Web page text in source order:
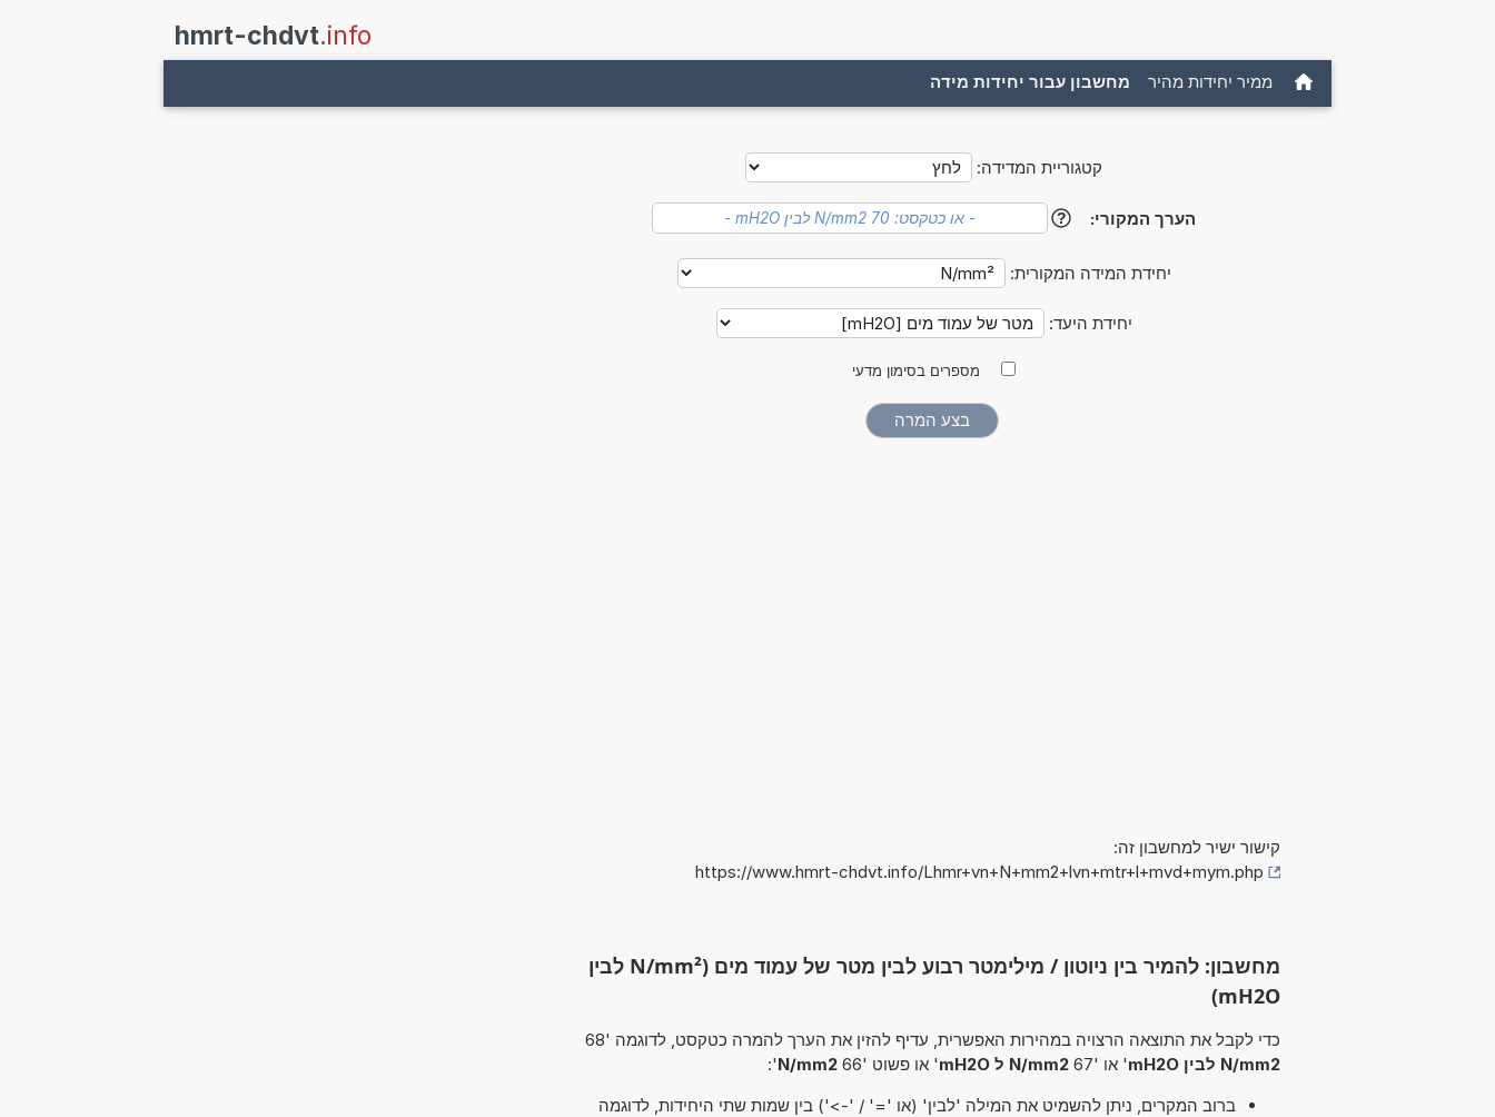
hmrt-chdvt.info
ממיר יחידות מהיר מחשבון עבור יחידות מידה
קטגוריית המדידה:
הערך המקורי: ?
יחידת המידה המקורית:
יחידת היעד:
מספרים בסימון מדעי
קישור ישיר למחשבון זה:
https://www.hmrt-chdvt.info/Lhmr+vn+N+mm2+lvn+mtr+l+mvd+mym.php
מחשבון: להמיר בין ניוטון / מילימטר רבוע לבין מטר של עמוד מים (N/mm² לבין
mH2O)
כדי לקבל את התוצאה הרצויה במהירות האפשרית, עדיף להזין את הערך להמרה כטקסט, לדוגמה '68
N/mm2 לבין mH2O
' או '67 N/mm2 ל mH2O ' או פשוט '66 N/mm2
':
ברוב המקרים, ניתן להשמיט את המילה 'לבין' (או '=' / '->') בין שמות שתי היחידות, לדוגמה